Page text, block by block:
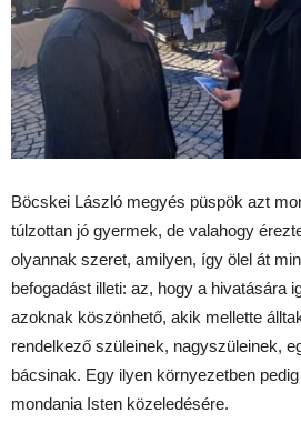
Böcskei László megyés püspök azt
túlzottan jó gyermek, de valahogy
olyannak szeret, amilyen, így ölel át
befogadást illeti: az, hogy a hivatására
azoknak köszönhető, akik mellette
rendelkező szüleinek, nagyszüleinek,
bácsinak. Egy ilyen környezetben
mondania Isten közeledésére.